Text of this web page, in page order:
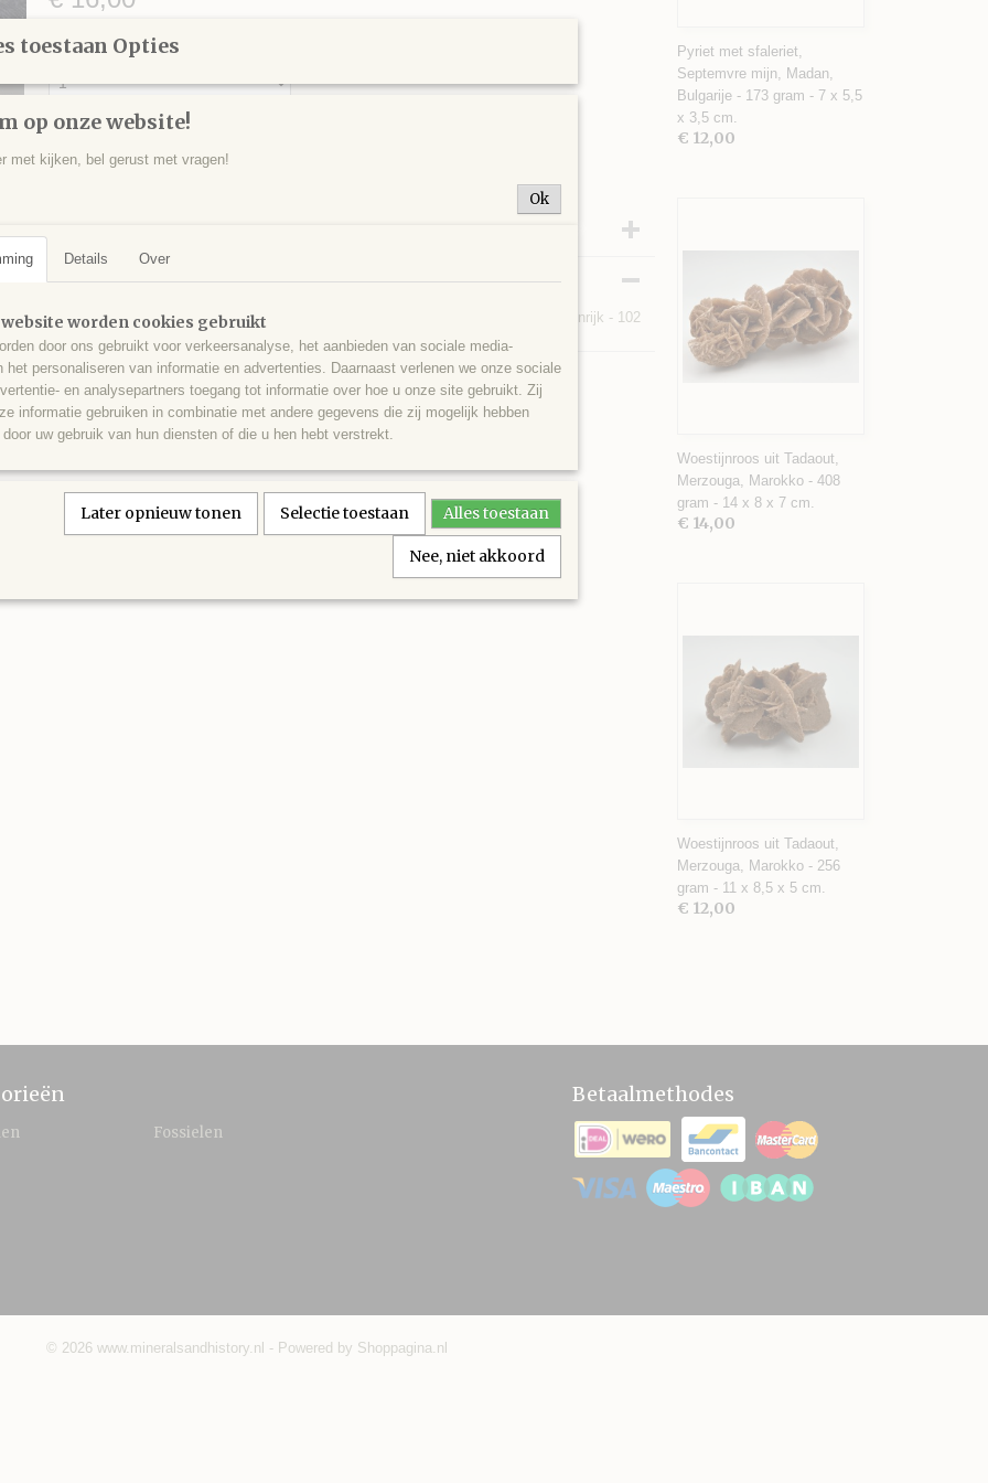
Aantal
IN WINKELWAGEN
Productcode
Omschrijving
Een stukje kwarts met grammatiet/tremoliet, Rothbachlspitze, Zillertal, Tirol, Oostenrijk - 102
gram - 5,5 x 4,5 x 4 cm.
Pyriet met sfaleriet,
Septemvre mijn, Madan,
Bulgarije - 173 gram - 7 x 5,5
x 3,5 cm.
€ 12,00
Woestijnroos uit Tadaout,
Merzouga, Marokko - 408
gram - 14 x 8 x 7 cm.
€ 14,00
Woestijnroos uit Tadaout,
Merzouga, Marokko - 256
gram - 11 x 8,5 x 5 cm.
€ 12,00
Fossielen
Betaalmethodes
© 2026 www.mineralsandhistory.nl - Powered by Shoppagina.nl
toestaan Opties
op onze website!
met kijken, bel gerust met vragen!
Ok
Details Over
website worden cookies gebruikt
door ons gebruikt voor verkeersanalyse, het aanbieden van sociale media-
het personaliseren van informatie en advertenties. Daarnaast verlenen we onze sociale
en analysepartners toegang tot informatie over hoe u onze site gebruikt. Zij
informatie gebruiken in combinatie met andere gegevens die zij mogelijk hebben
uw gebruik van hun diensten of die u hen hebt verstrekt.
Later opnieuw tonen Selectie toestaan Alles toestaan
Nee, niet akkoord